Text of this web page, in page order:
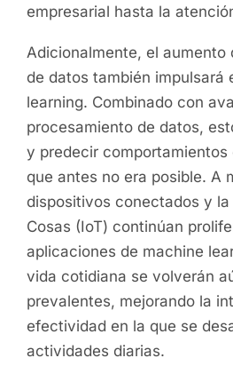
empresarial hasta la
Adicionalmente, el aumento
de datos también impulsará
learning. Combinado con
procesamiento de datos,
y predecir comportamientos
que antes no era posible. A
dispositivos conectados y
Cosas (IoT) continúan
aplicaciones de machine
vida cotidiana se volverán
prevalentes, mejorando la
efectividad en la que se
actividades diarias.